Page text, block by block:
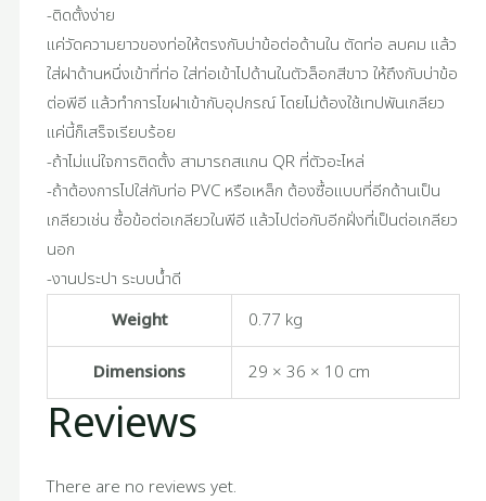
-ติดตั้งง่าย
แค่วัดความยาวของท่อให้ตรงกับบ่าข้อต่อด้านใน ตัดท่อ ลบคม แล้ว
ใส่ฝาด้านหนึ่งเข้าที่ท่อ ใส่ท่อเข้าไปด้านในตัวล็อกสีขาว ให้ถึงกับบ่าข้อ
ต่อพีอี แล้วทำการไขฝาเข้ากับอุปกรณ์ โดยไม่ต้องใช้เทปพันเกลียว
แค่นี้ก็เสร็จเรียบร้อย
-ถ้าไม่แน่ใจการติดตั้ง สามารถสแกน QR ที่ตัวอะไหล่
-ถ้าต้องการไปใส่กับท่อ PVC หรือเหล็ก ต้องซื้อแบบที่อีกด้านเป็น
เกลียวเช่น ซื้อข้อต่อเกลียวในพีอี แล้วไปต่อกับอีกฝั่งที่เป็นต่อเกลียว
นอก
-งานประปา ระบบน้ำดี
Weight
0.77 kg
Dimensions 29 × 36 × 10 cm
Reviews
There are no reviews yet.